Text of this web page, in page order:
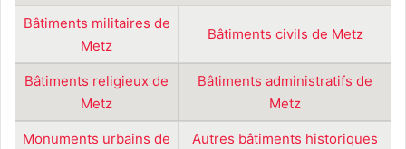
Bâtiments militaires de
Metz
Bâtiments civils de Metz
Bâtiments religieux de
Metz
Bâtiments administratifs de
Metz
Monuments urbains de
Autres bâtiments historiques